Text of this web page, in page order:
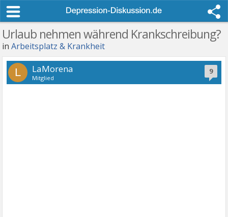
Urlaub nehmen während Krankschreibung?
inArbeitsplatz & Krankheit
9
L LaMorena
Mitglied